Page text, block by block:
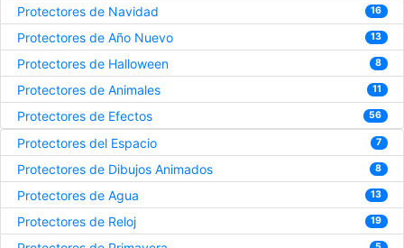
Protectores de Navidad 16
Protectores de Año Nuevo 13
Protectores de Halloween 8
Protectores de Animales 11
Protectores de Efectos 56
Protectores del Espacio 7
Protectores de Dibujos Animados 8
Protectores de Agua 13
Protectores de Reloj 19